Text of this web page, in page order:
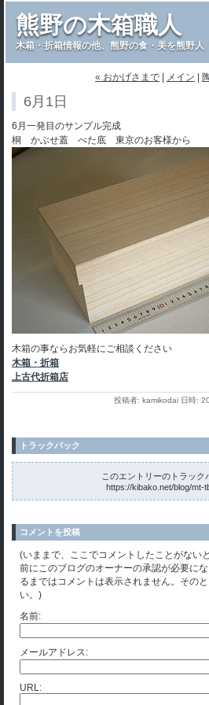
熊野の木箱職人
木箱・折箱情報の他、熊野の食・美を熊野人
« おかげさまで メイン
6月1日
6月一発目のサンプル完成
桐 かぶせ蓋 べた底 東京のお客様から
木箱の事ならお気軽にご相談ください
木箱・折箱
上古代折箱店
投稿者: kamikodai 日時:
トラックバック
このエントリーのトラック
https://kibako.net/blog/mt-
コメントを投稿
(いままで、ここでコメントしたことがない
前にこのブログのオーナーの承認が必要に
るまではコメントは表示されません。その
い。)
名前:
メールアドレス:
URL: